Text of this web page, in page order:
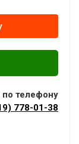
по телефону
778-01-38